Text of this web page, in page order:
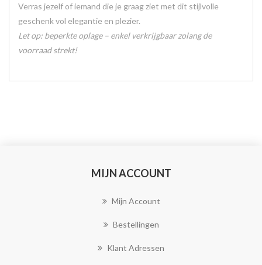
Verras jezelf of iemand die je graag ziet met dit stijlvolle
geschenk vol elegantie en plezier.
Let op: beperkte oplage – enkel verkrijgbaar zolang de
voorraad strekt!
MIJN ACCOUNT
Mijn Account
Bestellingen
Klant Adressen